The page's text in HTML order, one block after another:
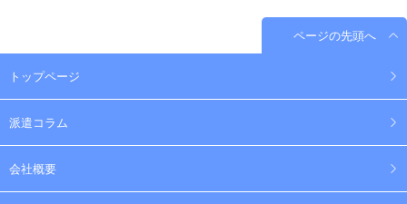
ページの先頭へ
トップページ
派遣コラム
会社概要